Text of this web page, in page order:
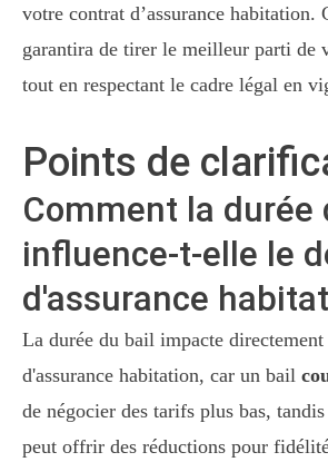
votre contrat d’assurance habitation.
garantira de tirer le meilleur parti de
tout en respectant le cadre légal en
Points de
Comment la durée
influence-t-elle le
d'assurance
La durée du bail impacte
d'assurance habitation, car un bail
de négocier des tarifs plus bas,
peut offrir des réductions pour